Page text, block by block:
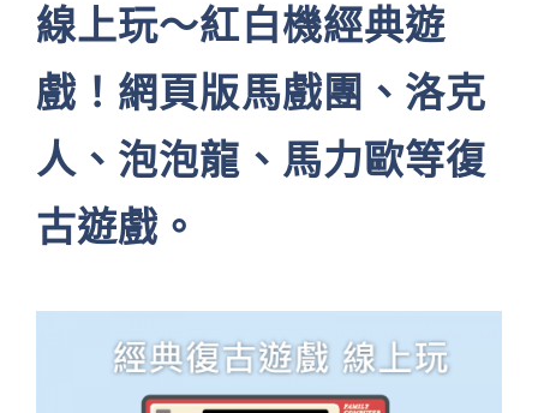
線上玩～紅白機經典遊
戲！網頁版馬戲團、洛克
人、泡泡龍、馬力歐等復
古遊戲。